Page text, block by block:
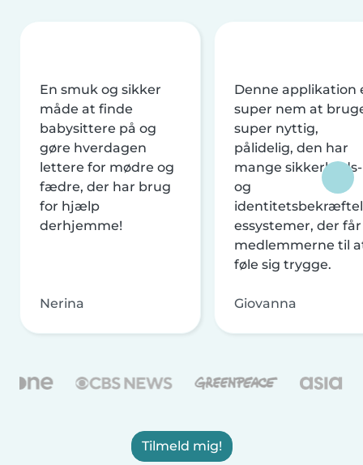
En smuk og sikker
måde at finde
babysittere på og
gøre hverdagen
lettere for mødre og
fædre, der har brug
for hjælp
derhjemme!
Nerina
Denne applikation
super nem at
super nyttig,
pålidelig, den har
mange sikkerheds-
og
essystemer, der får
medlemmerne til
føle sig trygge.
Giovanna
Tilmeld mig!